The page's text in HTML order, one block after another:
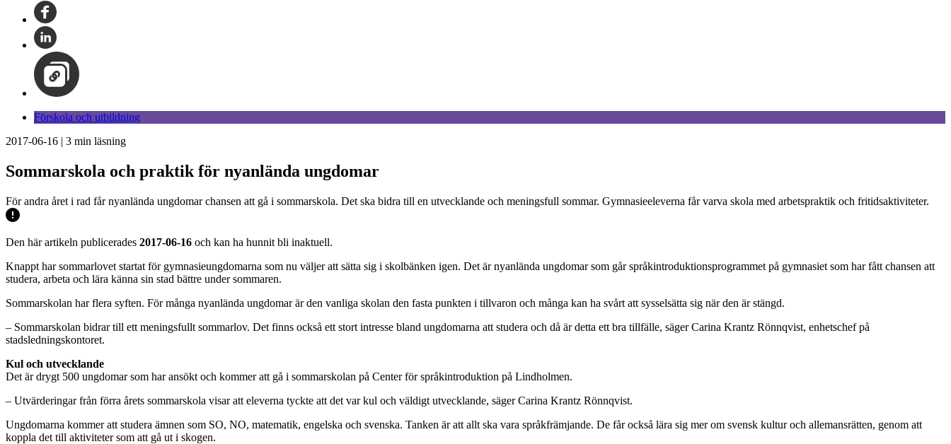
Förskola och utbildning
2017-06-16 | 3 min läsning
Sommarskola och praktik för nyanlända ungdomar
För andra året i rad får nyanlända ungdomar chansen att gå i sommarskola. Det ska bidra till en utvecklande och meningsfull sommar. Gymnasieeleverna får varva skola med arbetspraktik och fritidsaktiviteter.
Den här artikeln publicerades 2017-06-16 och kan ha hunnit bli inaktuell.
Knappt har sommarlovet startat för gymnasieungdomarna som nu väljer att sätta sig i skolbänken igen. Det är nyanlända ungdomar som går språkintroduktionsprogrammet på gymnasiet som har fått chansen att
studera, arbeta och lära känna sin stad bättre under sommaren.
Sommarskolan har flera syften. För många nyanlända ungdomar är den vanliga skolan den fasta punkten i tillvaron och många kan ha svårt att sysselsätta sig när den är stängd.
– Sommarskolan bidrar till ett meningsfullt sommarlov. Det finns också ett stort intresse bland ungdomarna att studera och då är detta ett bra tillfälle, säger Carina Krantz Rönnqvist, enhetschef på
stadsledningskontoret.
Kul och utvecklande
Det är drygt 500 ungdomar som har ansökt och kommer att gå i sommarskolan på Center för språkintroduktion på Lindholmen.
– Utvärderingar från förra årets sommarskola visar att eleverna tyckte att det var kul och väldigt utvecklande, säger Carina Krantz Rönnqvist.
Ungdomarna kommer att studera ämnen som SO, NO, matematik, engelska och svenska. Tanken är att allt ska vara språkfrämjande. De får också lära sig mer om svensk kultur och allemansrätten, genom att
koppla det till aktiviteter som att gå ut i skogen.